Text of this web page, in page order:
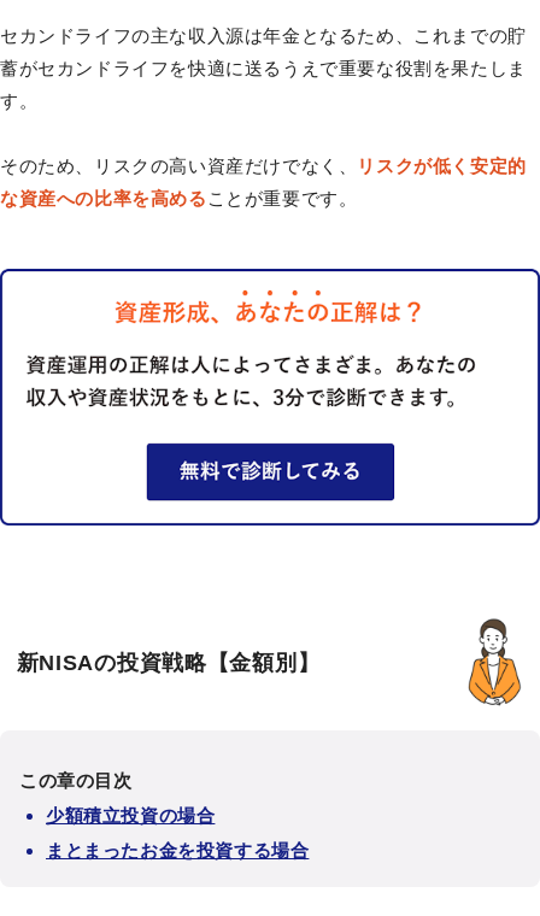
セカンドライフの主な収入源は年金となるため、これまでの貯
蓄がセカンドライフを快適に送るうえで重要な役割を果たしま
す。
そのため、リスクの高い資産だけでなく、
リスクが低く安定的
な資産への比率を高める ことが重要です。
新NISAの投資戦略【金額別】
この章の目次
少額積立投資の場合
まとまったお金を投資する場合